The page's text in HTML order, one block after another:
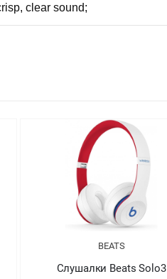
clear sound;
BEATS
Слушалки Beats Solo3